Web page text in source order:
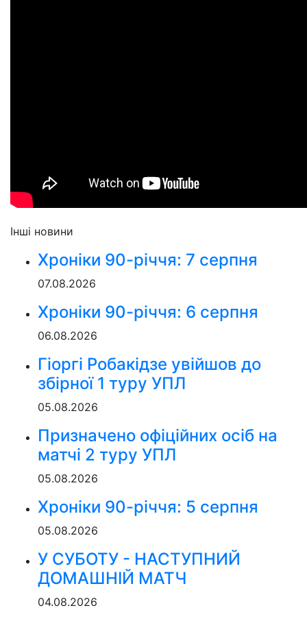
Інші новини
Хроніки 90-річчя: 7 серпня
07.08.2026
Хроніки 90-річчя: 6 серпня
06.08.2026
Гіоргі Робакідзе увійшов до
збірної 1 туру УПЛ
05.08.2026
Призначено офіційних осіб на
матчі 2 туру УПЛ
05.08.2026
Хроніки 90-річчя: 5 серпня
05.08.2026
У СУБОТУ - НАСТУПНИЙ
ДОМАШНІЙ МАТЧ
04.08.2026